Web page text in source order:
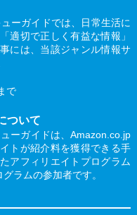
ーガイドでは、日常生活に
適切で正しく有益な情報」
には、当該ジャンル情報サ
で
ついて
ーガイドは、Amazon.co.jp
トが紹介料を獲得できる手
アフィリエイトプログラム
ラムの参加者です。